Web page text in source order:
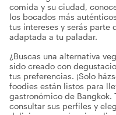
comida y su ciudad,
los bocados más
tus intereses y serás parte
adaptada a tu paladar.
¿Buscas una alternativa
sido creado con
tus preferencias. ¡Solo
foodies están listos para
gastronómico de Bangkok.
consultar sus perfiles y